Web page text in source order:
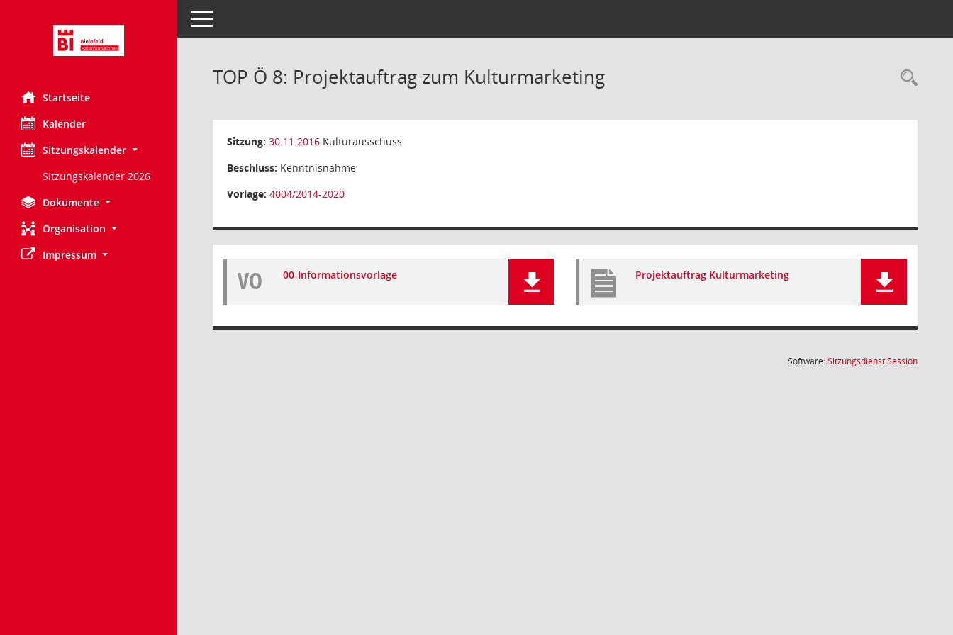
Startseite
Kalender
Sitzungskalender
Sitzungskalender 2026
Dokumente
Organisation
Impressum
Toggle navigation
TOP Ö 8: Projektauftrag zum Kulturmarketing
Sitzung: 30.11.2016 Kulturausschuss
Beschluss: Kenntnisnahme
Vorlage: 4004/2014-2020
VO 00-Informationsvorlage Projektauftrag Kulturmarketing
Software:SitzungsdienstSession(Wird in